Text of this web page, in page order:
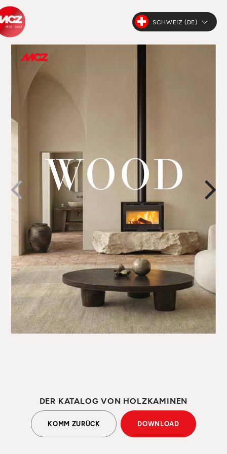
SCHWEIZ (DE)
DER KATALOG VON HOLZKAMINEN
KOMM ZURÜCK DOWNLOAD